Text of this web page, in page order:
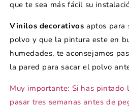
que te sea más fácil su
Vinilos decorativos aptos para
polvo y que la pintura este en
humedades, te aconsejamos
la pared para sacar el polvo
Muy importante: Si has pintado
pasar tres semanas antes de